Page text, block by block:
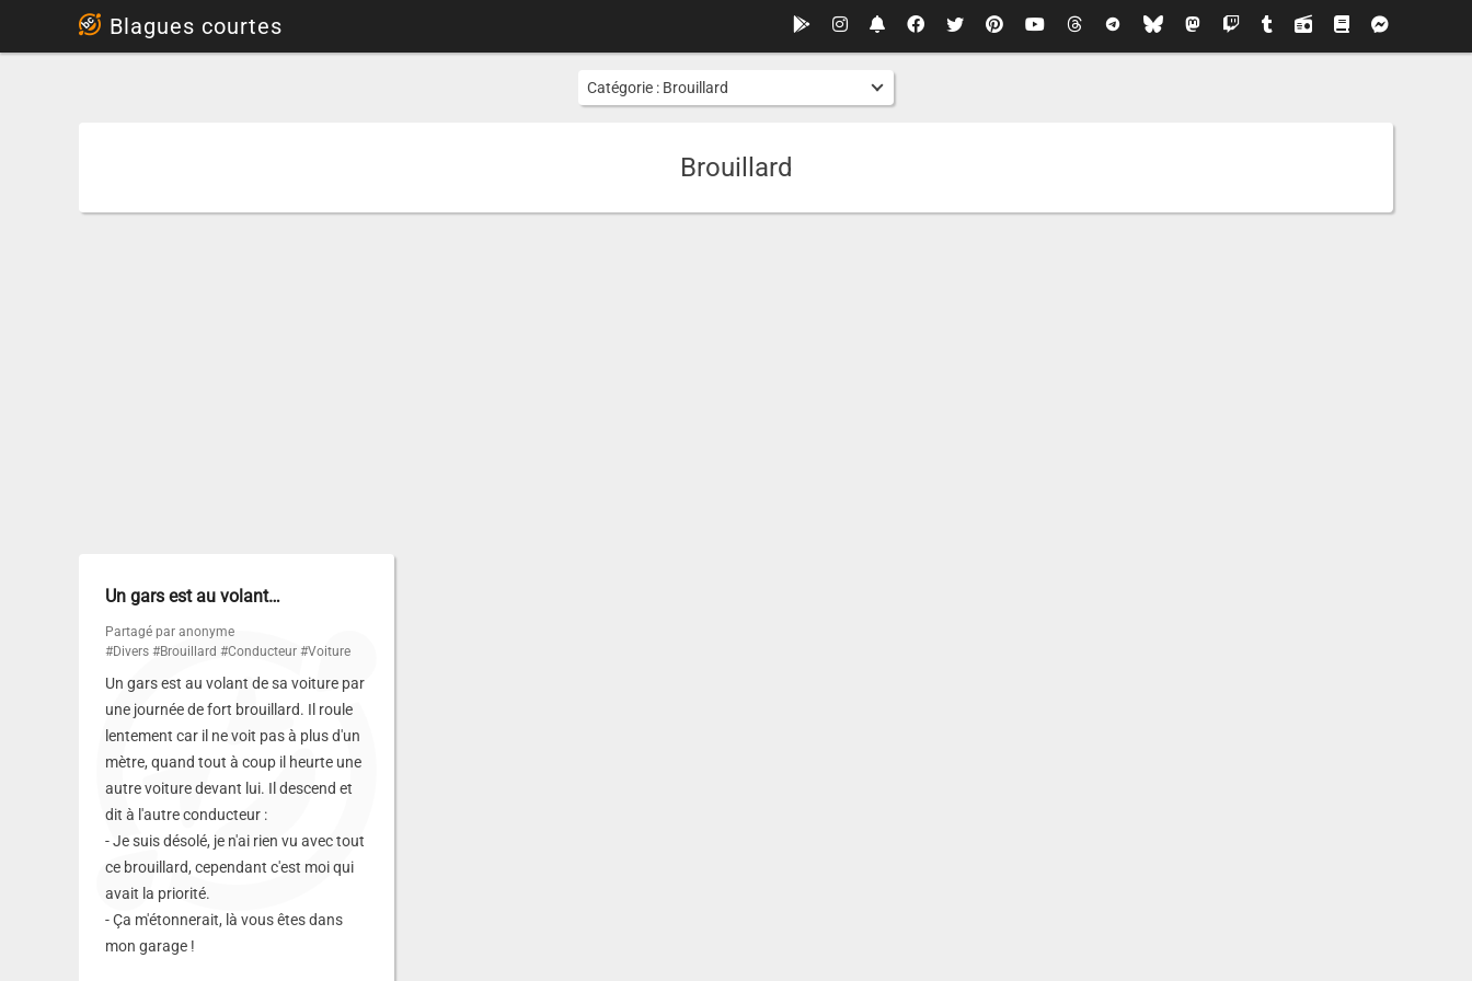
Catégorie : Brouillard
Brouillard
Un gars est au volant…
Partagé par anonyme
#Divers #Brouillard #Conducteur #Voiture
Un gars est au volant de sa voiture par
une journée de fort brouillard. Il roule
lentement car il ne voit pas à plus d'un
mètre, quand tout à coup il heurte une
autre voiture devant lui. Il descend et
dit à l'autre conducteur :
- Je suis désolé, je n'ai rien vu avec tout
ce brouillard, cependant c'est moi qui
avait la priorité.
- Ça m'étonnerait, là vous êtes dans
mon garage !
Blagues courtes